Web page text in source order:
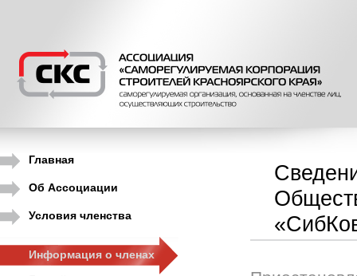
Главная
Об Ассоциации
Условия членства
Информация о членах